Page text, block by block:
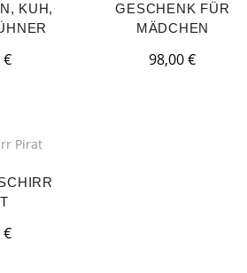
KUH,
€
GESCHENK FÜR
MÄDCHEN
98,00€
€